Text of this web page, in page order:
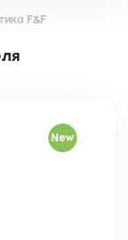
F&F
New